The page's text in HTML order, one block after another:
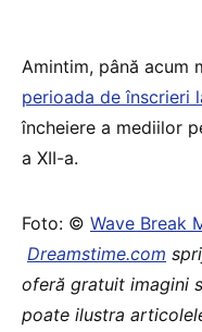
Amintim, până acum
perioada de înscrieri
încheiere a mediilor
a XII-a.
Foto: © Wave Break
Dreamstime.com
oferă gratuit imagini
poate ilustra